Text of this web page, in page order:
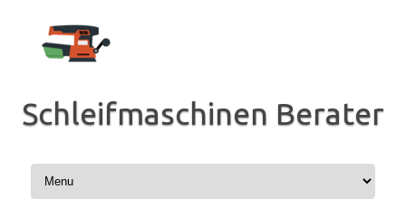
springen
Schleifmaschinen Berater